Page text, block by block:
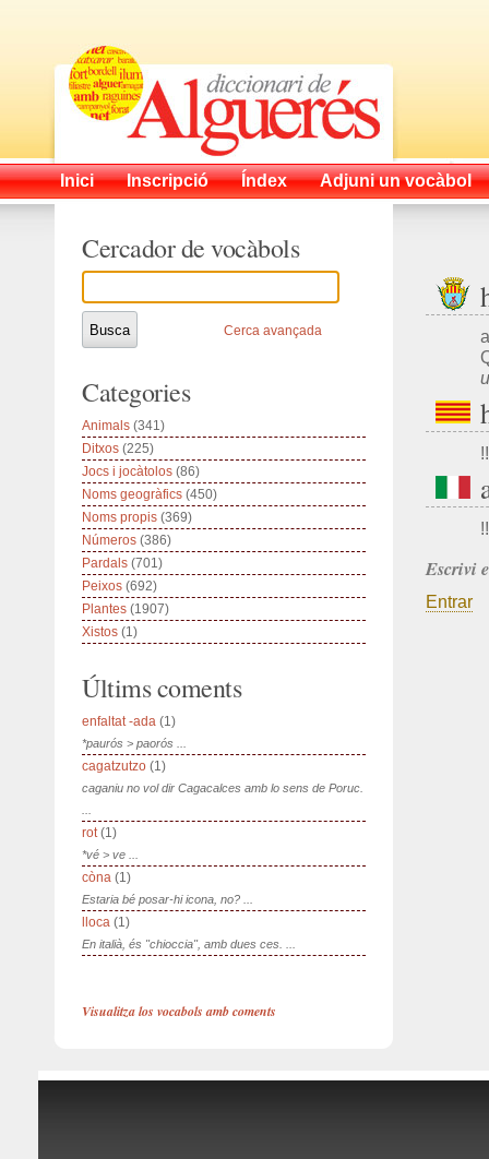
Inici Inscripció Índex Adjuni un vocàbol
!!
!!
Escrivi
Entrar
Cercador de vocàbols
Cerca avançada
Categories
Animals (341)
Ditxos (225)
Jocs i jocàtolos (86)
Noms geogràfics (450)
Noms propis (369)
Números (386)
Pardals (701)
Peixos (692)
Plantes (1907)
Xistos (1)
Últims coments
enfaltat -ada (1)
*paurós > paorós ...
cagatzutzo (1)
caganiu no vol dir Cagacalces amb lo sens de Poruc.
rot(1)
*vé > ve ...
còna (1)
Estaria bé posar-hi icona, no? ...
lloca (1)
En italià, és "chioccia", amb dues ces. ...
Visualitza los vocabols amb coments